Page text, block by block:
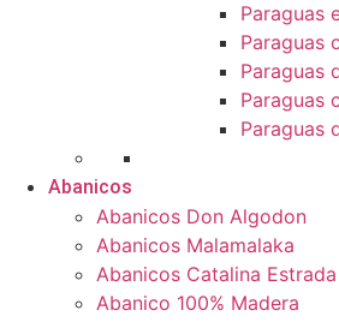
Paraguas
Paraguas
Paraguas
Paraguas
Paraguas
Abanicos
Abanicos Don Algodon
Abanicos Malamalaka
Abanicos Catalina Estrada
Abanico 100% Madera